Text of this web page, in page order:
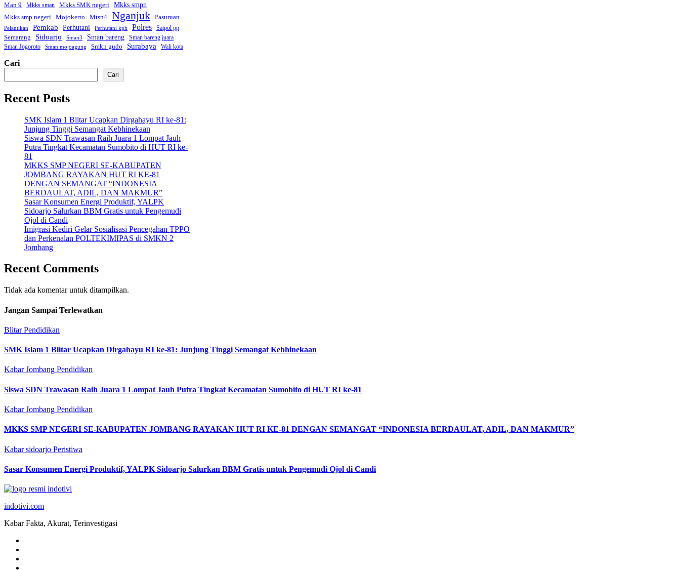
Man 9 Mkks sman Mkks SMK negeri
Mkks smpn
Mkks smp negeri
Mojokerto Mtsn4 Nganjuk Pasuruan
Pelantikan Pemkab Perhutani Perhutani kph Polres Satpol pp
Semarang Sidoarjo Sman3 Sman bareng
Sman bareng juara
Sman Jogoroto
Sman mojoagung Smkn gudo Surabaya Wali kota
Cari
Cari
Recent Posts
SMK Islam 1 Blitar Ucapkan Dirgahayu RI ke-81:
Junjung Tinggi Semangat Kebhinekaan
Siswa SDN Trawasan Raih Juara 1 Lompat Jauh
Putra Tingkat Kecamatan Sumobito di HUT RI ke-
81
MKKS SMP NEGERI SE-KABUPATEN
JOMBANG RAYAKAN HUT RI KE-81
DENGAN SEMANGAT “INDONESIA
BERDAULAT, ADIL, DAN MAKMUR”
Sasar Konsumen Energi Produktif, YALPK
Sidoarjo Salurkan BBM Gratis untuk Pengemudi
Ojol di Candi
Imigrasi Kediri Gelar Sosialisasi Pencegahan TPPO
dan Perkenalan POLTEKIMIPAS di SMKN 2
Jombang
Recent Comments
Tidak ada komentar untuk ditampilkan.
Jangan Sampai Terlewatkan
BlitarPendidikan
SMK Islam 1 Blitar Ucapkan Dirgahayu RI ke-81: Junjung Tinggi Semangat Kebhinekaan
Kabar Jombang Pendidikan
Siswa SDN Trawasan Raih Juara 1 Lompat Jauh Putra Tingkat Kecamatan Sumobito di HUT RI ke-81
Kabar Jombang Pendidikan
MKKS SMP NEGERI SE-KABUPATEN JOMBANG RAYAKAN HUT RI KE-81 DENGAN SEMANGAT “INDONESIA BERDAULAT, ADIL, DAN MAKMUR”
Kabar sidoarjo Peristiwa
Sasar Konsumen Energi Produktif, YALPK Sidoarjo Salurkan BBM Gratis untuk Pengemudi Ojol di Candi
indotivi.com
Kabar Fakta, Akurat, Terinvestigasi